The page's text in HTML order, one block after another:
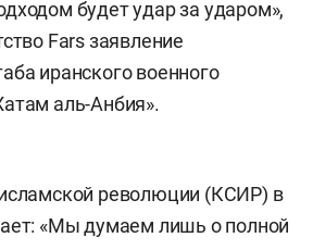
будет удар за ударом»,
Fars заявление
иранского военного
аль-Анбия».
революции (КСИР) в
«Мы думаем лишь о полной